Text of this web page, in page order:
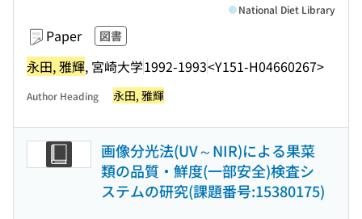
Paper 図書
永田, 雅輝, 宮崎大学1992-1993<Y151-H04660267>
National Diet Library
Author Heading 永田, 雅輝
画像分光法(UV～NIR)による果菜
類の品質・鮮度(一部安全)検査シ
ステムの研究(課題番号:15380175)